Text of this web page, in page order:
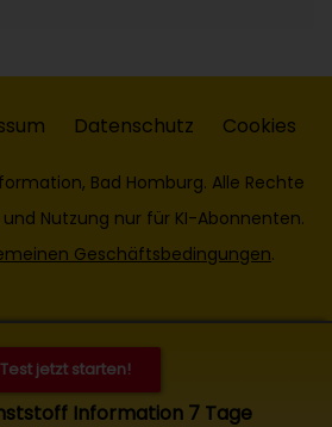
Test jetzt starten!
Information 7 Tage
Datenschutz Cookies
Bad Homburg. Alle Rechte
Nutzung nur für KI-Abonnenten.
Geschäftsbedingungen.